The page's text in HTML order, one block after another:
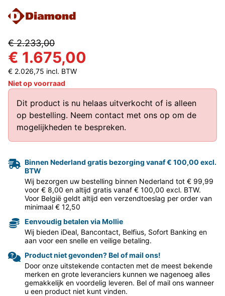
€ 2.233,00
€ 1.675,00
€ 2.026,75 incl. BTW
Niet op voorraad
Dit product is nu helaas uitverkocht of is alleen
op bestelling. Neem contact met ons op om de
mogelijkheden te bespreken.
Binnen Nederland gratis bezorging vanaf € 100,00 excl.
BTW
Wij bezorgen uw bestelling binnen Nederland tot € 99,99
voor € 8,00 en altijd gratis vanaf € 100,00 excl. BTW.
Voor België geldt altijd een verzendtoeslag per order van
minimaal € 12,50
Eenvoudig betalen via Mollie
Wij bieden iDeal, Bancontact, Belfius, Sofort Banking en
aan voor een snelle en veilige betaling.
Product niet gevonden? Bel of mail ons!
Door onze uitstekende contacten met de meest bekende
merken en grote leveranciers kunnen we nagenoeg alles
gemakkelijk en voordelig leveren. Bel of mail ons wanneer
u een product niet kunt vinden.